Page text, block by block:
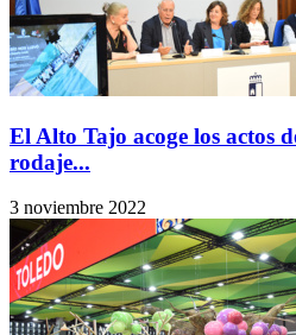
El Alto Tajo acoge los actos
rodaje...
3 noviembre 2022